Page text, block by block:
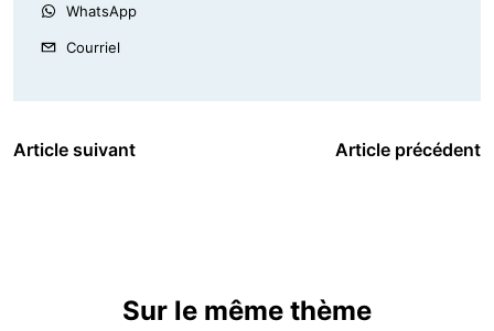
WhatsApp
Courriel
Article suivant Article précédent
Sur le même thème